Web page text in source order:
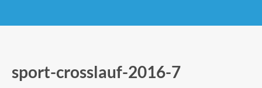
sport-crosslauf-2016-7